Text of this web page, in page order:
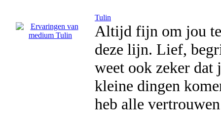
Tulin
Altijd fijn om jou
deze lijn. Lief,
weet ook zeker
kleine dingen
heb alle